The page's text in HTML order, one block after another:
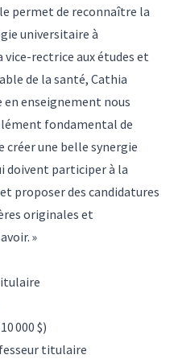
permet de reconnaître la
universitaire à
vice-rectrice aux études et
de la santé, Cathia
en enseignement nous
fondamental de
une belle synergie
doivent participer à la
proposer des candidatures
originales et
»
000 $)
titulaire